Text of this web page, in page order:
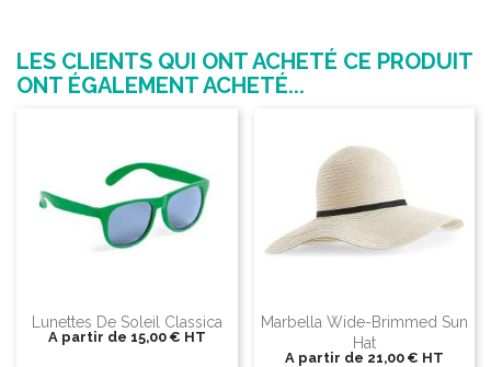
LES CLIENTS QUI ONT ACHETÉ CE PRODUIT
ONT ÉGALEMENT ACHETÉ...
Lunettes De Soleil Classica
A partir de 15,00 € HT
Marbella Wide-Brimmed Sun
Hat
A partir de 21,00 € HT